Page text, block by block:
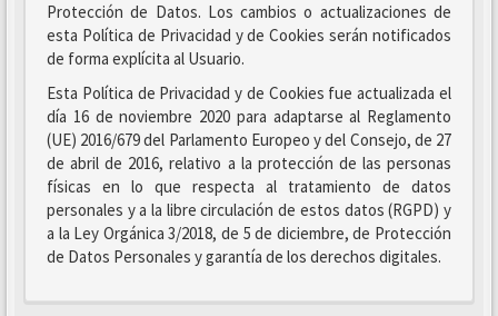
Protección de Datos. Los cambios o actualizaciones de
esta Política de Privacidad y de Cookies serán notificados
de forma explícita al Usuario.
Esta Política de Privacidad y de Cookies fue actualizada el
día 16 de noviembre 2020 para adaptarse al Reglamento
(UE) 2016/679 del Parlamento Europeo y del Consejo, de 27
de abril de 2016, relativo a la protección de las personas
físicas en lo que respecta al tratamiento de datos
personales y a la libre circulación de estos datos (RGPD) y
a la Ley Orgánica 3/2018, de 5 de diciembre, de Protección
de Datos Personales y garantía de los derechos digitales.